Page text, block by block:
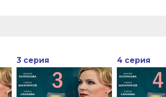
3 серия 4 серия